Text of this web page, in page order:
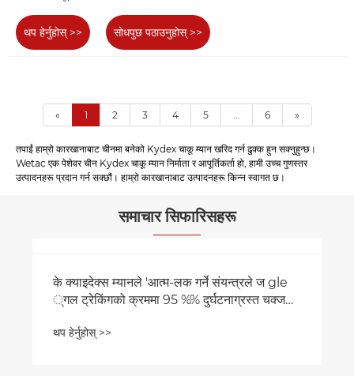
थप हेर्नुहोस् >> सोधपुछ पठाउनुहोस् >>
« 1 2 3 4 5 6 »
तपाईं हाम्रो कारखानाबाट चीनमा बनेको Kydex चाकू म्यान खरिद गर्न ढुक्क हुन सक्नुहुन्छ।
Wetac एक पेशेवर चीन Kydex चाकू म्यान निर्माता र आपूर्तिकर्ता हो, हामी उच्च गुणस्तर
उत्पादनहरू प्रदान गर्न सक्छौं। हाम्रो कारखानाबाट उत्पादनहरू किन्न स्वागत छ।
समाचार सिफारिसहरू